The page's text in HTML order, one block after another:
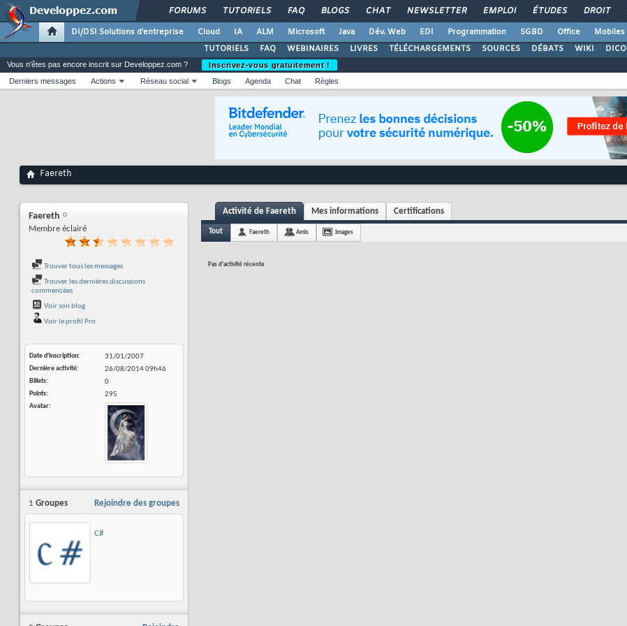
FORUMS TUTORIELS FAQ BLOGS CHAT NEWSLETTER EMPLOI ÉTUDES DROIT
DI/DSI Solutions d'entreprise Cloud IA ALM Microsoft Java Dév. Web EDI Programmation SGBD Office Mobiles
TUTORIELS
FAQ WEBINAIRES LIVRES TÉLÉCHARGEMENTS SOURCES DÉBATS WIKI DICO
Vous n'êtes pas encore inscrit sur Developpez.com ?
Inscrivez-vous gratuitement !
Derniers messages
Actions Réseau social Blogs Agenda Chat Règles
Faereth
Faereth
Membre éclairé
Trouver tous les messages
Trouver les dernières discussions
commencées
Voir son blog
Voir le profil Pro
Date d'inscription
31/01/2007
Dernière activité
26/08/201409h46
Billets
0
Points
295
Avatar
Rejoindre des groupes
1 Groupes
C#
Activité de Faereth Mes informations Certifications
Tout Faereth Amis Images
Pas d'activité récente